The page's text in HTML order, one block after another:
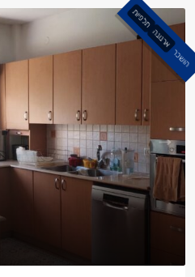
הושכר
ארנונה
תלפיות